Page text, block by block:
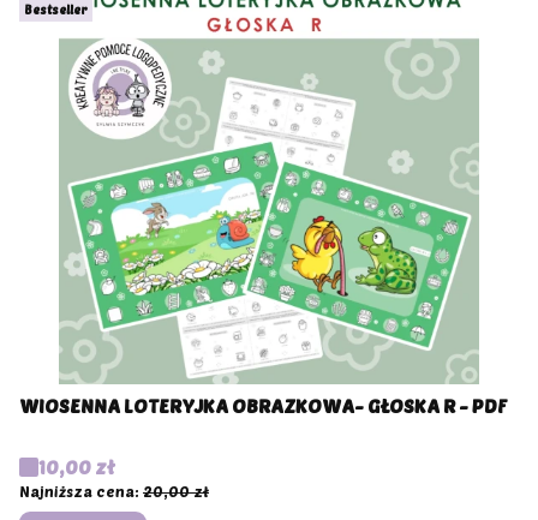
Bestseller
WIOSENNA LOTERYJKA OBRAZKOWA- GŁOSKA R - PDF
Cena promocyjna
10,00 zł
Najniższa cena: 20,00 zł